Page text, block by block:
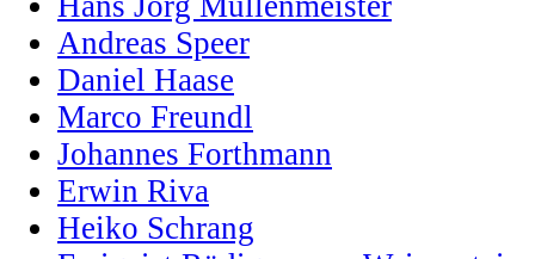
Andreas Speer
Daniel Haase
Marco Freundl
Johannes Forthmann
Erwin Riva
Heiko Schrang